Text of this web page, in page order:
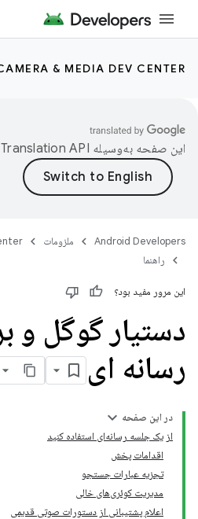
& MEDIA DEV CENTER
این صفحه به‌وسیله
Android Developers ملزومات
راهنما
این مرور مفید بود؟
دستیار گوگل و
رسانه ای
در این صفحه
از یک جلسه رسانه‌ای استفاده کنید
اقدامات پخش
تجزیه عبارات جستجو
مدیریت کوئری‌های خالی
اعلام پشتیبانی از دستورات صوتی قدیمی